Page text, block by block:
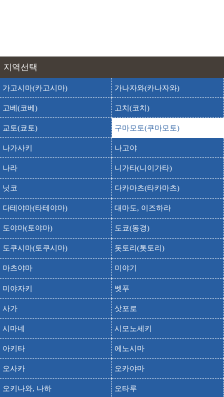
출발 도착
출발 도착
다와라 산
타와라야마
출발
도착
출발 도착
돈키호테 구마모토츄오점
돈키호테 쿠마모토츄오점
출발
돈키호테 미나미쿠마모토점
출발
돈키호테 파우 카미쿠마모토점
출발
출발
도착
미후네 공룡박물관
출발
도착
사쿠라노바바 죠사이엔
출발
도착
스이젠지죠쥬엔
출발
도착
아마쿠사5교
출발 도착
출발
도착
아소 카도리 도미니온
출발
도착
아소 화산박물관
출발
아소나카다케 분화구
출발
도착
지역선택
가고시마(카고시마) 가나자와(카나자와)
고베(코베) 고치(코치)
교토(쿄토) 구마모토(쿠마모토)
나가사키 나고야
나라 니가타(니이가타)
닛코 다카마츠(타카마츠)
다테야마(타테야마) 대마도, 이즈하라
도야마(토야마) 도쿄(동경)
도쿠시마(토쿠시마) 돗토리(톳토리)
마츠야마 미야기
미야자키 벳푸
사가 삿포로
시마네 시모노세키
아키타 에노시마
오사카 오카야마
오키나와, 나하 오타루